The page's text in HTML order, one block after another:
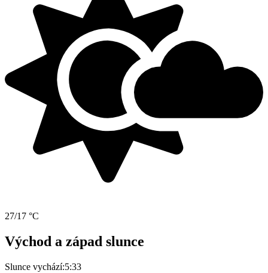
27/17 °C
Východ a západ slunce
Slunce vychází:5:33